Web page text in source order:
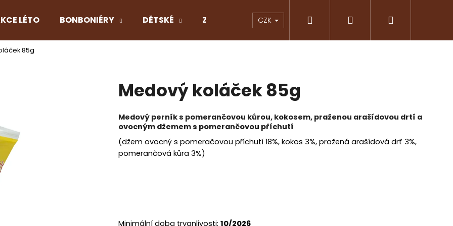
LÉTO BONBONIÉRY DĚTSKÉ Z LÁSKY ČOKOLÁDY ZNAČKOVÁ KÁVA
CZK Přihlášení
85g
Medový koláček 85g
Medový perník s pomerančovou kůrou, kokosem, praženou arašídovou drtí a
ovocným džemem s pomerančovou příchutí
(džem ovocný s pomeračovou příchutí 18%, kokos 3%, pražená arašídová drť 3%,
pomerančová kůra 3%)
Minimální doba trvanlivosti: 10/2026
Co potřebujete najít?
HLEDAT